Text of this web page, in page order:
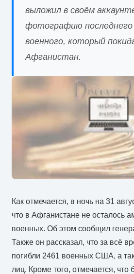
выложил в своём
фотографию последнего
военного, который
Афганистан.
Как отмечается, в ночь на 31
что в Афганистане не осталось
военных. Об этом сообщил
Также он рассказал, что за всё
погибли 2461 военных США, а
лиц. Кроме того, отмечается, что